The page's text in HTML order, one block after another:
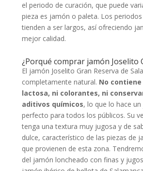
el periodo de curación, que puede
pieza es jamón o paleta. Los
tienden a ser largos, así ofreciendo
mejor calidad.
¿Porqué comprar jamón Joselito
El jamón Joselito Gran Reserva de
completamente natural. No
lactosa, ni colorantes, ni
aditivos químicos, lo que lo hace
perfecto para todos los públicos. Su
tenga una textura muy jugosa y de
dulce, característico de las piezas de
que provienen de esta zona.
del jamón loncheado con finas y